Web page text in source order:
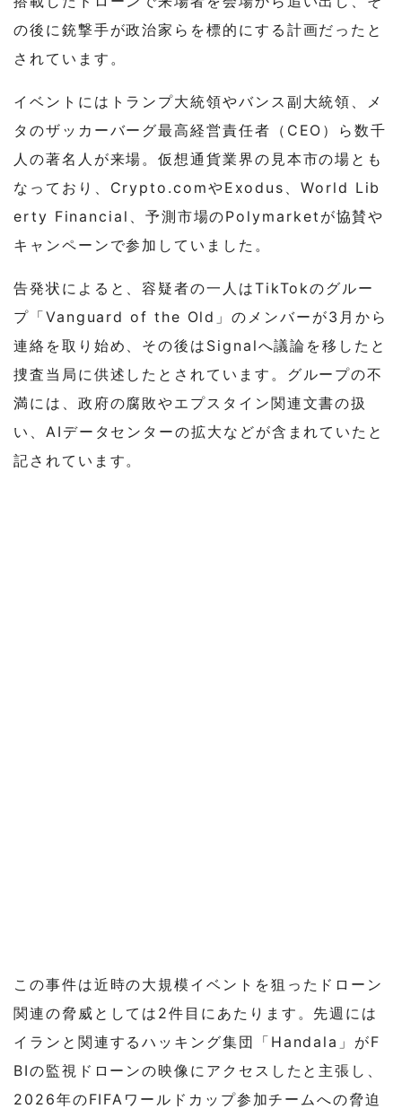
の後に銃撃手が政治家らを標的にする計画だったと
されています。
イベントにはトランプ大統領やバンス副大統領、メ
タのザッカーバーグ最高経営責任者（CEO）ら数千
人の著名人が来場。仮想通貨業界の見本市の場とも
なっており、Crypto.comやExodus、World Lib
erty Financial、予測市場のPolymarketが協賛や
キャンペーンで参加していました。
告発状によると、容疑者の一人はTikTokのグルー
プ「Vanguard of the Old」のメンバーが3月から
連絡を取り始め、その後はSignalへ議論を移したと
捜査当局に供述したとされています。グループの不
満には、政府の腐敗やエプスタイン関連文書の扱
い、AIデータセンターの拡大などが含まれていたと
記されています。
この事件は近時の大規模イベントを狙ったドローン
関連の脅威としては2件目にあたります。先週には
イランと関連するハッキング集団「Handala」がF
BIの監視ドローンの映像にアクセスしたと主張し、
2026年のFIFAワールドカップ参加チームへの脅迫